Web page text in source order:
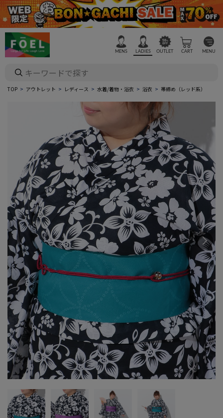
MENS LADIES OUTLET CART MENU
TOP アウトレット レディース 水着/着物・浴衣 浴衣 帯締め（レッド系）